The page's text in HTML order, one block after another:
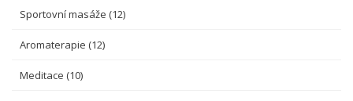
Sportovní masáže (12)
Aromaterapie (12)
Meditace (10)